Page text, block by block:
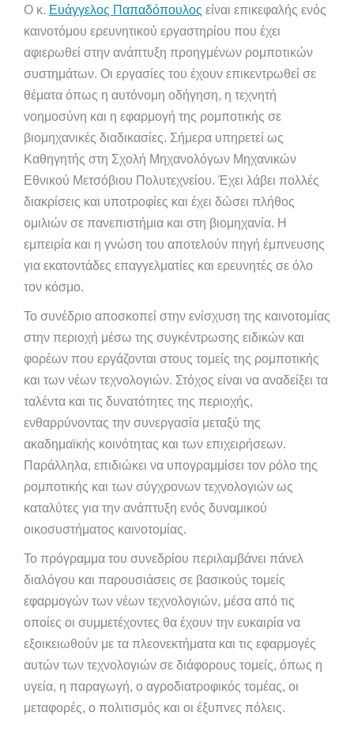
Ο κ. Ευάγγελος Παπαδόπουλος είναι επικεφαλής ενός
καινοτόμου ερευνητικού εργαστηρίου που έχει
αφιερωθεί στην ανάπτυξη προηγμένων ρομποτικών
συστημάτων. Οι εργασίες του έχουν επικεντρωθεί σε
θέματα όπως η αυτόνομη οδήγηση, η τεχνητή
νοημοσύνη και η εφαρμογή της ρομποτικής σε
βιομηχανικές διαδικασίες. Σήμερα υπηρετεί ως
Καθηγητής στη Σχολή Μηχανολόγων Μηχανικών
Εθνικού Μετσόβιου Πολυτεχνείου. Έχει λάβει πολλές
διακρίσεις και υποτροφίες και έχει δώσει πλήθος
ομιλιών σε πανεπιστήμια και στη βιομηχανία. Η
εμπειρία και η γνώση του αποτελούν πηγή έμπνευσης
για εκατοντάδες επαγγελματίες και ερευνητές σε όλο
τον κόσμο.
Το συνέδριο αποσκοπεί στην ενίσχυση της καινοτομίας
στην περιοχή μέσω της συγκέντρωσης ειδικών και
φορέων που εργάζονται στους τομείς της ρομποτικής
και των νέων τεχνολογιών. Στόχος είναι να αναδείξει τα
ταλέντα και τις δυνατότητες της περιοχής,
ενθαρρύνοντας την συνεργασία μεταξύ της
ακαδημαϊκής κοινότητας και των επιχειρήσεων.
Παράλληλα, επιδιώκει να υπογραμμίσει τον ρόλο της
ρομποτικής και των σύγχρονων τεχνολογιών ως
καταλύτες για την ανάπτυξη ενός δυναμικού
οικοσυστήματος καινοτομίας.
Το πρόγραμμα του συνεδρίου περιλαμβάνει πάνελ
διαλόγου και παρουσιάσεις σε βασικούς τομείς
εφαρμογών των νέων τεχνολογιών, μέσα από τις
οποίες οι συμμετέχοντες θα έχουν την ευκαιρία να
εξοικειωθούν με τα πλεονεκτήματα και τις εφαρμογές
αυτών των τεχνολογιών σε διάφορους τομείς, όπως η
υγεία, η παραγωγή, ο αγροδιατροφικός τομέας, οι
μεταφορές, ο πολιτισμός και οι έξυπνες πόλεις.